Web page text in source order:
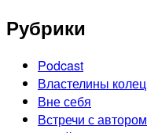
Рубрики
Podcast
Властелины колец
Вне себя
Встречи с автором